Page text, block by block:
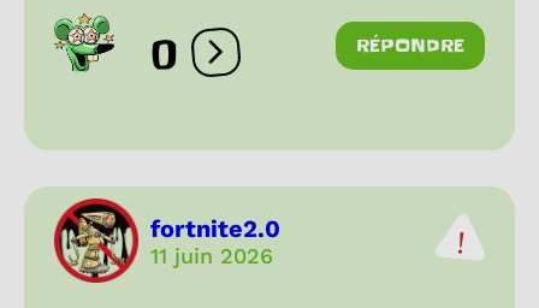
0 Ouvrir les réactions
RÉPONDRE
fortnite2.0
11 juin 2026